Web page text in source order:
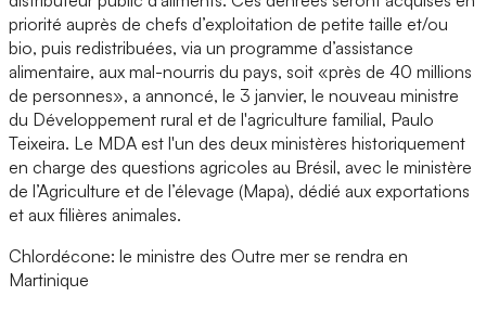
priorité auprès de chefs d’exploitation de petite taille et/ou
bio, puis redistribuées, via un programme d’assistance
alimentaire, aux mal-nourris du pays, soit «près de 40 millions
de personnes», a annoncé, le 3 janvier, le nouveau ministre
du Développement rural et de l'agriculture familial, Paulo
Teixeira. Le MDA est l'un des deux ministères historiquement
en charge des questions agricoles au Brésil, avec le ministère
de l’Agriculture et de l’élevage (Mapa), dédié aux exportations
et aux filières animales.
Chlordécone: le ministre des Outre mer se rendra en
Martinique